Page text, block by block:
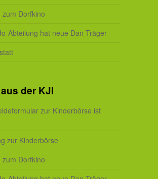
zum Dorfkino
Abteilung hat neue Dan-Träger
der KJI
zur Kinderbörse ist
zur Kinderbörse
zum Dorfkino